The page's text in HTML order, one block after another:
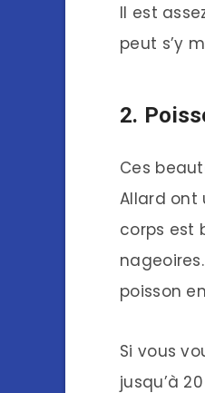
Il est
peut s’y
2.
Ces
Allard ont
corps est
poisson
Si vous
jusqu’à